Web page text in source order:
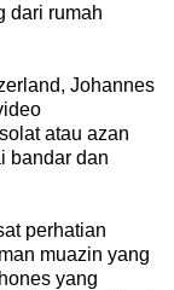
dari rumah
, Johannes
solat atau azan
bandar dan
perhatian
muazin yang
yang